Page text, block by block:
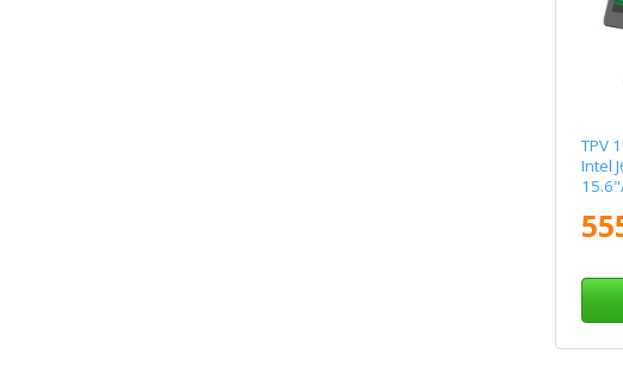
TPV
Intel